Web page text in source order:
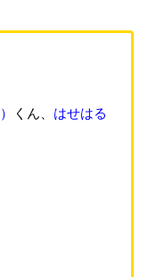
） くん、 はせはる